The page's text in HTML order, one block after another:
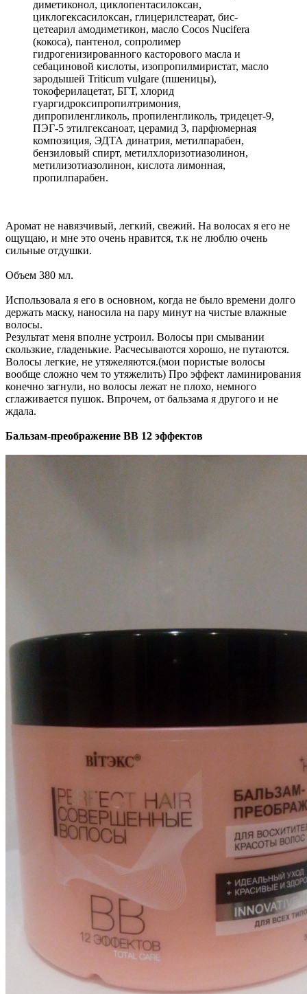
диметиконол, циклопентасилоксан,
циклогексасилоксан, глицерилстеарат, бис-
цетеарил амодиметикон, масло Cocos Nucifera
(кокоса), пантенол, сопролимер
гидрогенизированного касторового масла и
себациновой кислоты, изопропилмиристат, масло
зародышей Triticum vulgare (пшеницы),
токоферилацетат, БГТ, хлорид
гуаргидроксипропилтримония,
дипропиленгликоль, пропиленгликоль, тридецет-9,
ПЭГ-5 этилгексаноат, церамид 3, парфюмерная
композиция, ЭДТА динатрия, метилпарабен,
бензиловый спирт, метилхлоризотиазолинон,
метилизотиазолинон, кислота лимонная,
пропилпарабен.
Аромат не навязчивый, легкий, свежий. На волосах я его не
ощущаю, и мне это очень нравится, т.к не люблю очень
сильные отдушки.
Объем 380 мл.
Использовала я его в основном, когда не было времени долго
держать маску, наносила на пару минут на чистые влажные
волосы.
Результат меня вполне устроил. Волосы при смывании
скользкие, гладенькие. Расчесываются хорошо, не путаются.
Волосы легкие, не утяжеляются.(мои пористые волосы
вообще сложно чем то утяжелить) Про эффект ламинирования
конечно загнули, но волосы лежат не плохо, немного
сглаживается пушок. Впрочем, от бальзама я другого и не
ждала.
Бальзам-преображение BB 12 эффектов